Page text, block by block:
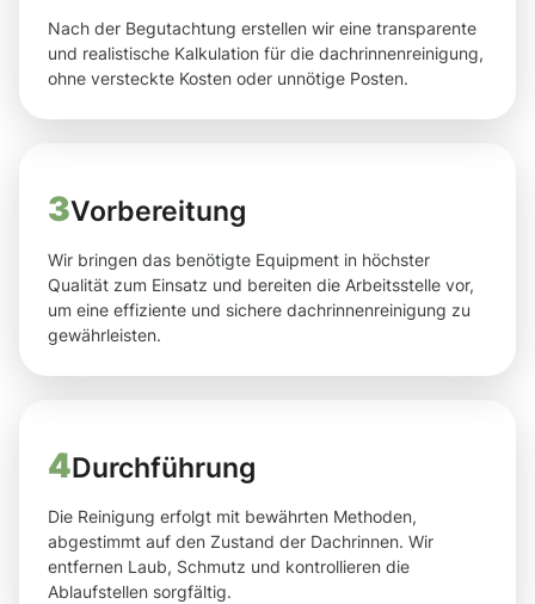
Nach der Begutachtung erstellen wir eine transparente
und realistische Kalkulation für die dachrinnenreinigung,
ohne versteckte Kosten oder unnötige Posten.
3Vorbereitung
Wir bringen das benötigte Equipment in höchster
Qualität zum Einsatz und bereiten die Arbeitsstelle vor,
um eine effiziente und sichere dachrinnenreinigung zu
gewährleisten.
4Durchführung
Die Reinigung erfolgt mit bewährten Methoden,
abgestimmt auf den Zustand der Dachrinnen. Wir
entfernen Laub, Schmutz und kontrollieren die
Ablaufstellen sorgfältig.